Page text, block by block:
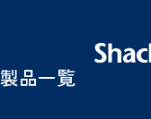
製品一覧